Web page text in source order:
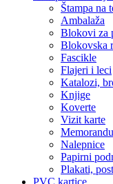
Štampa na
Ambalaža
Blokovi za
Blokovska
Fascikle
Flajeri i leci
Katalozi,
Knjige
Koverte
Vizit karte
Nalepnice
Papirni
Plakati,
PVC kartice